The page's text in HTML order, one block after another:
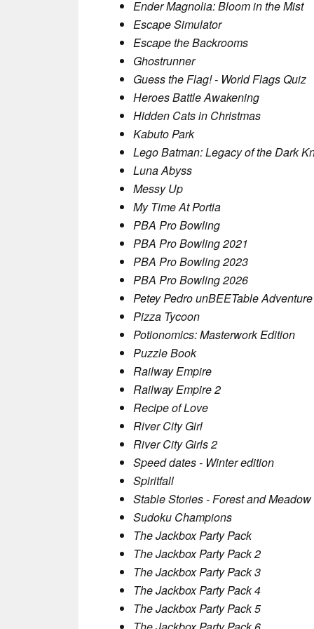
Ender Magnolia: Bloom in the Mist
Escape Simulator
Escape the Backrooms
Ghostrunner
Guess the Flag! - World Flags Quiz
Heroes Battle Awakening
Hidden Cats in Christmas
Kabuto Park
Lego Batman: Legacy of the Dark
Luna Abyss
Messy Up
My Time At Portia
PBA Pro Bowling
PBA Pro Bowling 2021
PBA Pro Bowling 2023
PBA Pro Bowling 2026
Petey Pedro unBEETable Adventure
Pizza Tycoon
Potionomics: Masterwork Edition
Puzzle Book
Railway Empire
Railway Empire 2
Recipe of Love
River City Girl
River City Girls 2
Speed dates - Winter edition
Spiritfall
Stable Stories - Forest and
Sudoku Champions
The Jackbox Party Pack
The Jackbox Party Pack 2
The Jackbox Party Pack 3
The Jackbox Party Pack 4
The Jackbox Party Pack 5